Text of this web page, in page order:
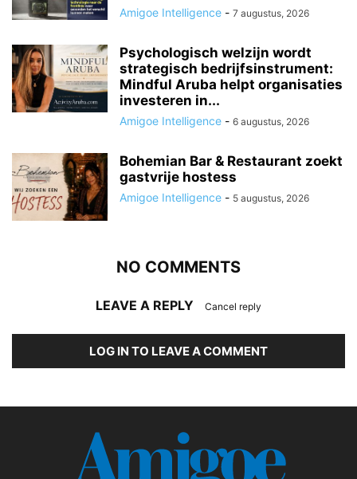
Amigoe Intelligence - 7 augustus, 2026
Psychologisch welzijn wordt
strategisch bedrijfsinstrument:
Mindful Aruba helpt organisaties
investeren in...
Amigoe Intelligence - 6 augustus, 2026
Bohemian Bar & Restaurant zoekt
gastvrije hostess
Amigoe Intelligence - 5 augustus, 2026
NO COMMENTS
LEAVE A REPLY Cancel reply
LOG IN TO LEAVE A COMMENT